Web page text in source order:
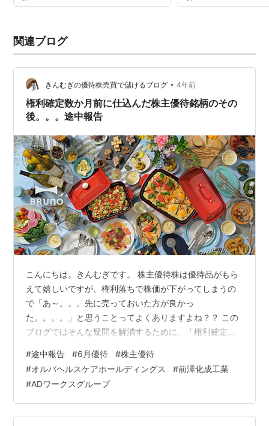
関連ブログ
きんむぎの優待株売買で儲けるブログ • 4年前
権利確定数か月前に仕込んだ株主優待銘柄のその
後。。。途中報告
こんにちは。きんむぎです。 株主優待株は優待品がもら
えて嬉しいですが、権利落ちで株価が下がってしまうの
で「あ～。。。先に売っておいた方が良かっ
た。。。。」と思うことってよくありますよね？？ この
ブログではそんな疑問を解消するために、「権利確定前
う実験をして報告していきたいと思います。 今回は権利
確定数か月前に仕込んだ銘柄のうち、「6月が権利確定
月」の銘柄について、6月1週目時点で儲かっているの
か、損しているのかをご報告したいと思います。 その1．
BRUNO(3140) その2．オルバヘルスケアホールディング
#途中報告 #6月優待 #株主優待
#オルバヘルスケアホールディングス #前澤化成工業
#ADワークスグループ